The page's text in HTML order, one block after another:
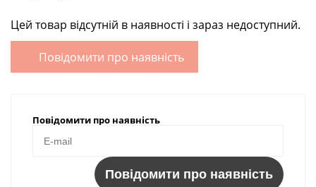
Цей товар відсутній в наявності і зараз недоступний.
Повідомити про наявність
Повідомити про наявність
Повідомити про наявність